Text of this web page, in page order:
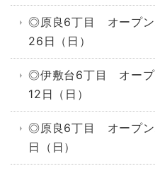
◎原良6丁目 オープ
26日（日）
◎伊敷台6丁目 オープ
12日（日）
◎原良6丁目 オープ
日（日）